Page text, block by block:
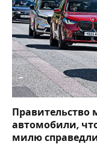
автомобили,
милю